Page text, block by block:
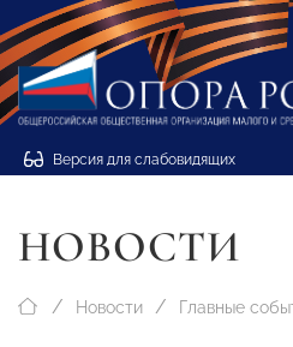
Версия для слабовидящих
НОВОСТИ
Новости Главные